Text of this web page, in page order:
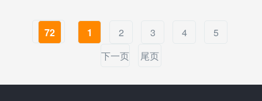
72 1 2 3 4
5
下一页
尾页